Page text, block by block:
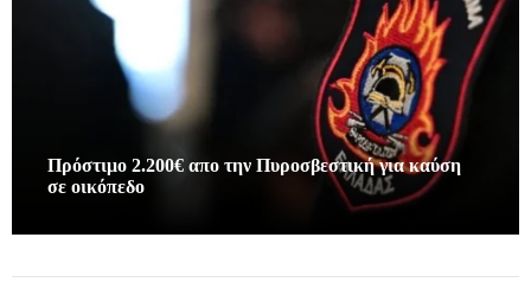
Πρόστιμο 2.200€ απο την Πυροσβεστική για καύση
σε οικόπεδο